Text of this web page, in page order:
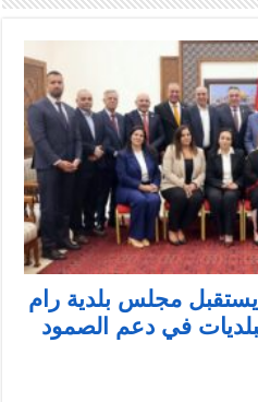
مجلس بلدية رام
في دعم الصمود